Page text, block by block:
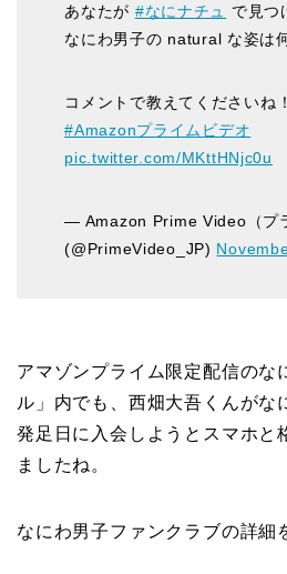
あなたが #なにナチュ
で見つ
なにわ男子の natural な姿は
コメントで教えてくださいね
#Amazonプライムビデオ
pic.twitter.com/MKttHNjc0u
— Amazon Prime Video（プ
(@PrimeVideo_JP)
アマゾンプライム限定配信のな
ル」内でも、西畑大吾くんがな
発足日に入会しようとスマホと
ましたね。
なにわ男子ファンクラブの詳細